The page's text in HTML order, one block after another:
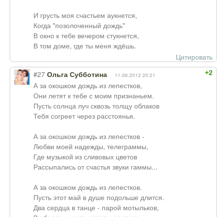
И грусть моя счастьем аукнется,
Когда "позолоченный дождь"
В окно к тебе вечером стукнется,
В том доме, где ты меня ждёшь.
Цитировать
+2
#27 Ольга Субботина 11.06.2012 20:21
А за окошком дождь из лепестков,
Они летят к тебе с моим признаньем.
Пусть солнца луч сквозь толщу облаков
Тебя согреет через расстоянья.
А за окошком дождь из лепестков -
Любви моей надежды, телеграммы,
Где музыкой из сливовых цветов
Рассыпались от счастья звуки гаммы...
А за окошком дождь из лепестков.
Пусть этот май в душе подольше длится.
Два сердца в танце - парой мотыльков,